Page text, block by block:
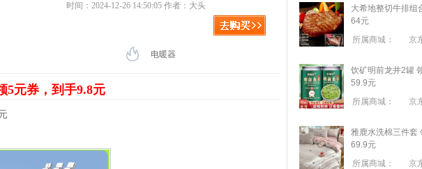
时间：2024-12-26 14:50:05 作者：大头
电暖器
5元券，到手9.8元
大希地整切牛排组
64元
所属商城：
京
饮矿明前龙井2罐
59.9元
所属商城：
京
雅鹿水洗棉三件套
69.9元
所属商城：
京